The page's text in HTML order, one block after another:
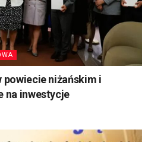
powiecie niżańskim i
na inwestycje